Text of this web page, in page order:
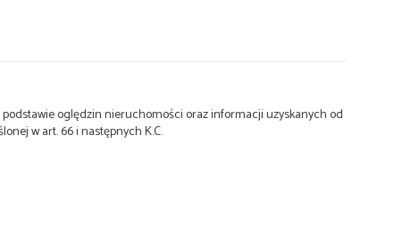
oględzin nieruchomości oraz informacji uzyskanych od
w art. 66 i następnych K.C.